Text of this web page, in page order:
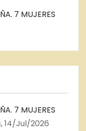
7 MUJERES
7 MUJERES
14/Jul/2026